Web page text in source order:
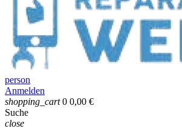
person
Anmelden
shopping_cart 0 0,00 €
Suche
close